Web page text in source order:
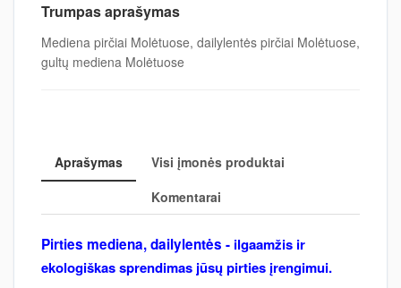
Trumpas aprašymas
Mediena pirčiai Molėtuose, dailylentės pirčiai Molėtuose,
gultų mediena Molėtuose
Aprašymas
Visi įmonės produktai
Komentarai
Pirties mediena, dailylentės - ilgaamžis ir
ekologiškas sprendimas jūsų pirties įrengimui.